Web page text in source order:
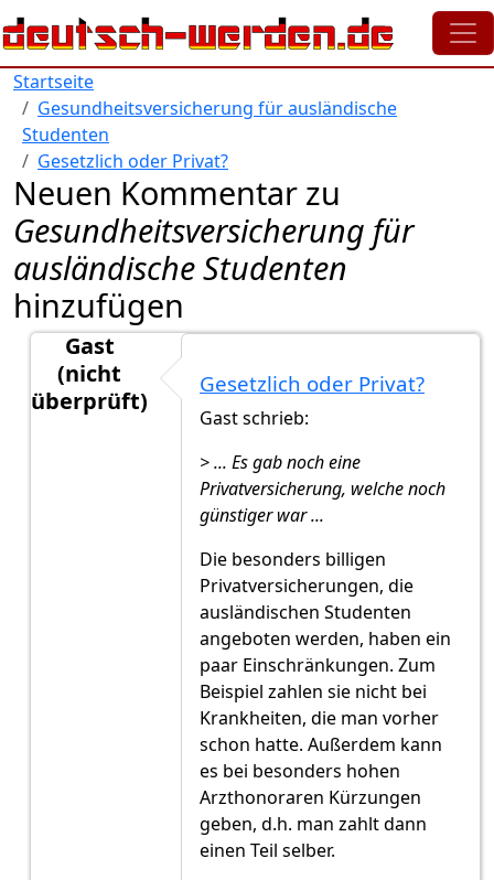
Direkt zum Inhalt
Startseite
Gesundheitsversicherung für ausländische
Studenten
Gesetzlich oder Privat?
Neuen Kommentar zu
Gesundheitsversicherung für
ausländische Studenten
hinzufügen
Gast
(nicht
überprüft)
Krankenversicherung statt…
Gesetzlich oder Privat?
Gast schrieb:
> ... Es gab noch eine
Privatversicherung, welche noch
günstiger war ...
Die besonders billigen
Privatversicherungen, die
ausländischen Studenten
angeboten werden, haben ein
paar Einschränkungen. Zum
Beispiel zahlen sie nicht bei
Krankheiten, die man vorher
schon hatte. Außerdem kann
es bei besonders hohen
Arzthonoraren Kürzungen
geben, d.h. man zahlt dann
einen Teil selber.